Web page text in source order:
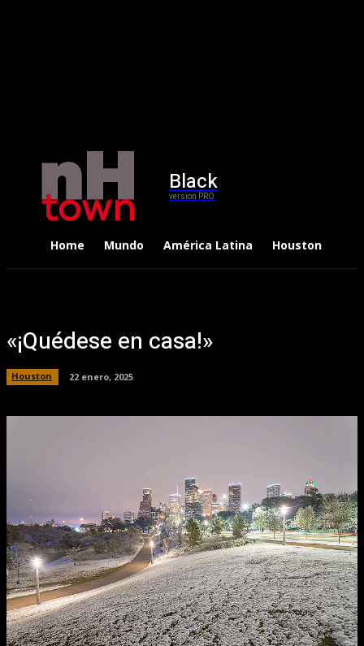
Black
version PRO
Home Mundo América Latina Houston
«¡Quédese en casa!»
Houston 22 enero, 2025